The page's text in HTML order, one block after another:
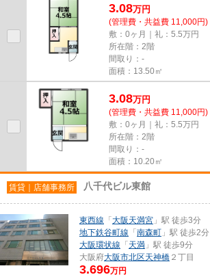
3.08万円
(管理費・共益費 11,000円)
敷：0ヶ月｜礼：5.5万円
所在階：2階
間取り：-
面積：13.50㎡
3.08万円
(管理費・共益費 11,000円)
敷：0ヶ月｜礼：5.5万円
所在階：2階
間取り：-
面積：10.20㎡
賃貸｜店舗事務所 八千代ビル東館
東西線 「 大阪天満宮 」駅 徒歩3分
地下鉄谷町線 「 南森町 」駅 徒歩2分
大阪環状線 「 天満 」駅 徒歩9分
大阪府大阪市北区天神橋 ２丁目
3.696万円